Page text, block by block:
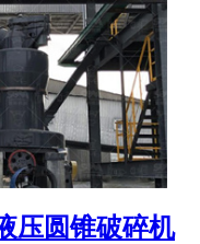
压圆锥破碎机